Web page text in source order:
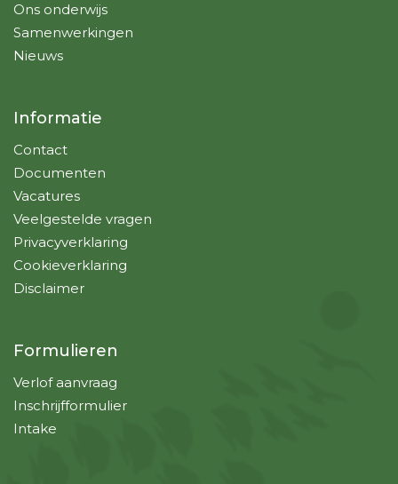
Ons onderwijs
Samenwerkingen
Nieuws
Informatie
Contact
Documenten
Vacatures
Veelgestelde vragen
Privacyverklaring
Cookieverklaring
Disclaimer
Formulieren
Verlof aanvraag
Inschrijfformulier
Intake